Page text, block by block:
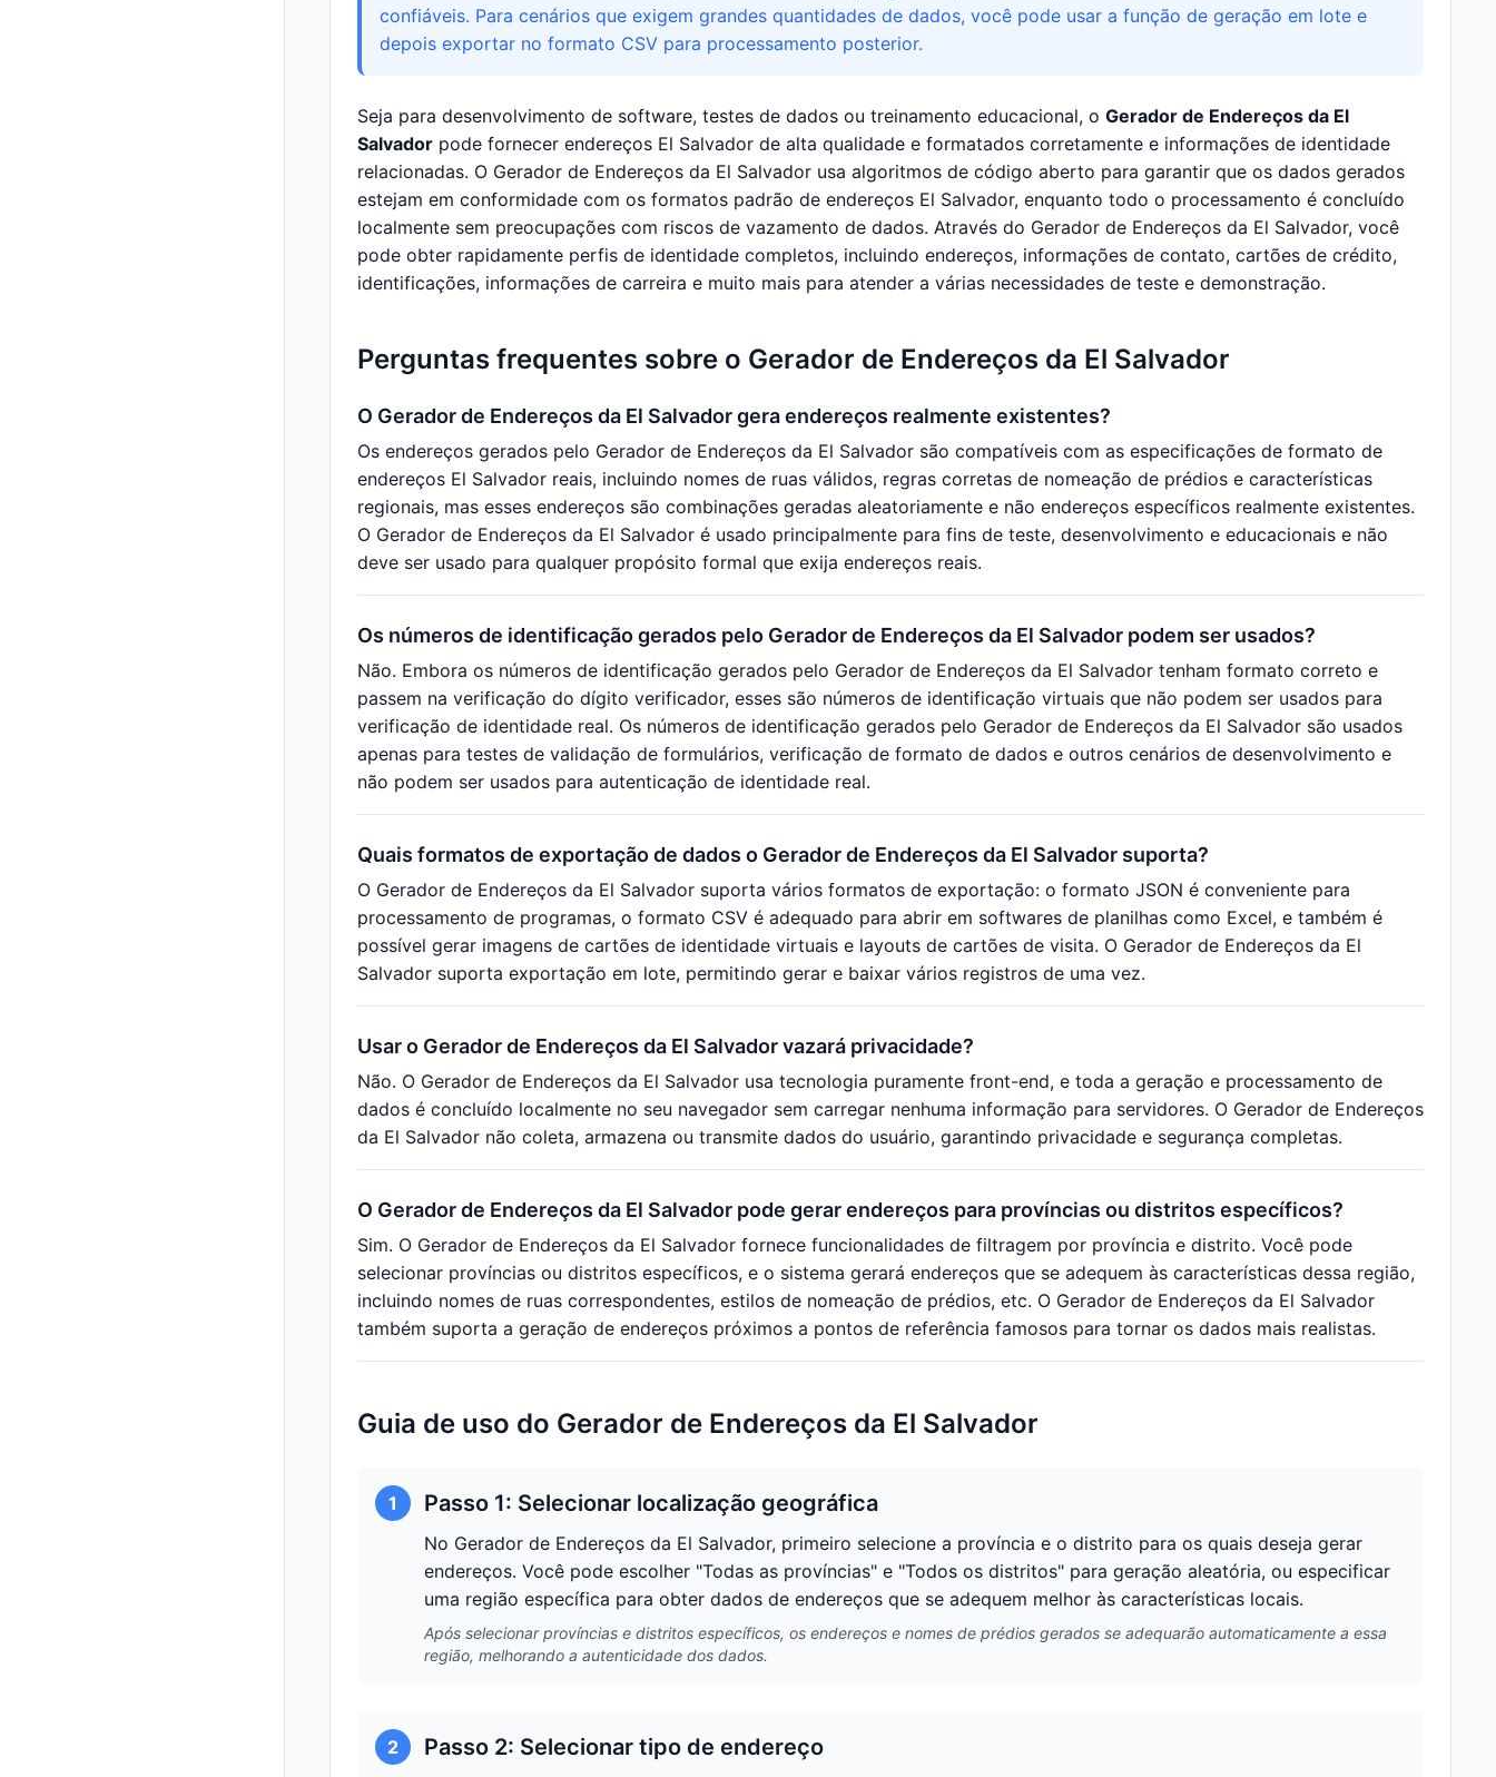
confiáveis. Para cenários que exigem grandes quantidades de dados, você pode usar a função de geração em lote e
depois exportar no formato CSV para processamento posterior.
Seja para desenvolvimento de software, testes de dados ou treinamento educacional, o Gerador de Endereços da El
Salvador pode fornecer endereços El Salvador de alta qualidade e formatados corretamente e informações de identidade
relacionadas. O Gerador de Endereços da El Salvador usa algoritmos de código aberto para garantir que os dados gerados
estejam em conformidade com os formatos padrão de endereços El Salvador, enquanto todo o processamento é concluído
localmente sem preocupações com riscos de vazamento de dados. Através do Gerador de Endereços da El Salvador, você
pode obter rapidamente perfis de identidade completos, incluindo endereços, informações de contato, cartões de crédito,
identificações, informações de carreira e muito mais para atender a várias necessidades de teste e demonstração.
Perguntas frequentes sobre o Gerador de Endereços da El Salvador
O Gerador de Endereços da El Salvador gera endereços realmente existentes?
Os endereços gerados pelo Gerador de Endereços da El Salvador são compatíveis com as especificações de formato de
endereços El Salvador reais, incluindo nomes de ruas válidos, regras corretas de nomeação de prédios e características
regionais, mas esses endereços são combinações geradas aleatoriamente e não endereços específicos realmente existentes.
O Gerador de Endereços da El Salvador é usado principalmente para fins de teste, desenvolvimento e educacionais e não
deve ser usado para qualquer propósito formal que exija endereços reais.
Os números de identificação gerados pelo Gerador de Endereços da El Salvador podem ser usados?
Não. Embora os números de identificação gerados pelo Gerador de Endereços da El Salvador tenham formato correto e
passem na verificação do dígito verificador, esses são números de identificação virtuais que não podem ser usados para
verificação de identidade real. Os números de identificação gerados pelo Gerador de Endereços da El Salvador são usados
apenas para testes de validação de formulários, verificação de formato de dados e outros cenários de desenvolvimento e
não podem ser usados para autenticação de identidade real.
Quais formatos de exportação de dados o Gerador de Endereços da El Salvador suporta?
O Gerador de Endereços da El Salvador suporta vários formatos de exportação: o formato JSON é conveniente para
processamento de programas, o formato CSV é adequado para abrir em softwares de planilhas como Excel, e também é
possível gerar imagens de cartões de identidade virtuais e layouts de cartões de visita. O Gerador de Endereços da El
Salvador suporta exportação em lote, permitindo gerar e baixar vários registros de uma vez.
Usar o Gerador de Endereços da El Salvador vazará privacidade?
Não. O Gerador de Endereços da El Salvador usa tecnologia puramente front-end, e toda a geração e processamento de
dados é concluído localmente no seu navegador sem carregar nenhuma informação para servidores. O Gerador de Endereços
da El Salvador não coleta, armazena ou transmite dados do usuário, garantindo privacidade e segurança completas.
O Gerador de Endereços da El Salvador pode gerar endereços para províncias ou distritos específicos?
Sim. O Gerador de Endereços da El Salvador fornece funcionalidades de filtragem por província e distrito. Você pode
selecionar províncias ou distritos específicos, e o sistema gerará endereços que se adequem às características dessa região,
incluindo nomes de ruas correspondentes, estilos de nomeação de prédios, etc. O Gerador de Endereços da El Salvador
também suporta a geração de endereços próximos a pontos de referência famosos para tornar os dados mais realistas.
Guia de uso do Gerador de Endereços da El Salvador
1 Passo 1: Selecionar localização geográfica
No Gerador de Endereços da El Salvador, primeiro selecione a província e o distrito para os quais deseja gerar
endereços. Você pode escolher "Todas as províncias" e "Todos os distritos" para geração aleatória, ou especificar
uma região específica para obter dados de endereços que se adequem melhor às características locais.
Após selecionar províncias e distritos específicos, os endereços e nomes de prédios gerados se adequarão automaticamente a essa
região, melhorando a autenticidade dos dados.
2 Passo 2: Selecionar tipo de endereço